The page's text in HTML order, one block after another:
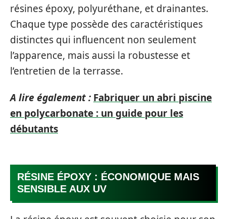
résines époxy, polyuréthane, et drainantes.
Chaque type possède des caractéristiques
distinctes qui influencent non seulement
l’apparence, mais aussi la robustesse et
l’entretien de la terrasse.
A lire également : Fabriquer un abri piscine
en polycarbonate : un guide pour les
débutants
RÉSINE ÉPOXY : ÉCONOMIQUE MAIS
SENSIBLE AUX UV